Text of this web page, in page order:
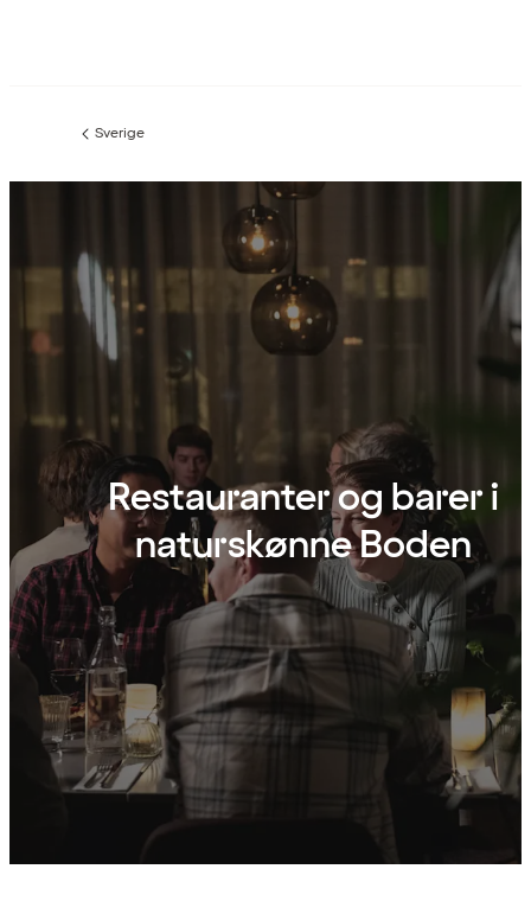
Forrige
:
Sverige
Restauranter og barer i
naturskønne Boden